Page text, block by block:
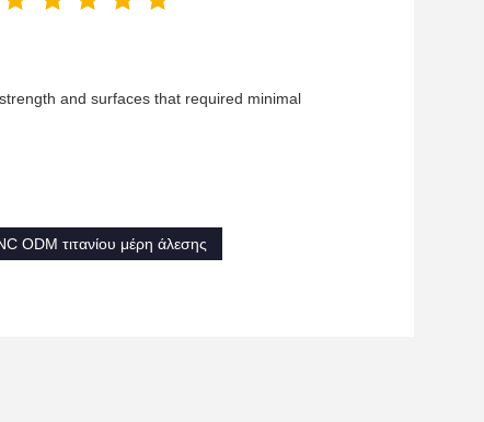
and surfaces that required minimal
ODM τιτανίου μέρη άλεσης